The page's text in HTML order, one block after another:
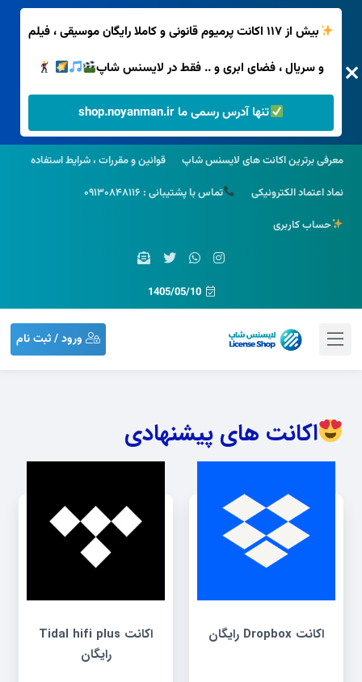
بیش از ۱۱۷ اکانت پرمیوم قانونی و کاملا رایگان موسیقی ، فیلم
و سریال ، فضای ابری و .. فقط در لایسنس شاپ
تنها آدرس رسمی ما shop.noyanman.ir
معرفی برترین اکانت های لایسنس شاپ
قوانین و مقررات ، شرایط استفاده
نماد اعتماد الکترونیکی
تماس با پشتیبانی : ۰۹۱۳۰۸۴۸۱۱۶
حساب کاربری
1405/05/10
ورود / ثبت نام
اکانت های پیشنهادی
اکانت Dropbox رایگان
اکانت Tidal hifi plus
رایگان